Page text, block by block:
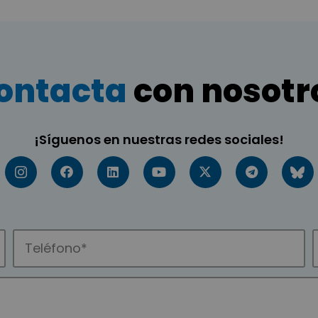
con
¡Síguenos en nuestras redes sociales!